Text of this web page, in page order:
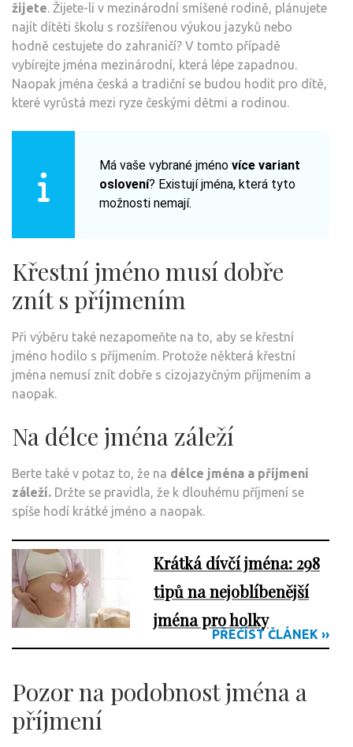
žijete. Žijete-li v mezinárodní smíšené rodině, plánujete
najít dítěti školu s rozšířenou výukou jazyků nebo
hodně cestujete do zahraničí? V tomto případě
vybírejte jména mezinárodní, která lépe zapadnou.
Naopak jména česká a tradiční se budou hodit pro dítě,
které vyrůstá mezi ryze českými dětmi a rodinou.
Má vaše vybrané jméno více variant
oslovení? Existují jména, která tyto
možnosti nemají.
Křestní jméno musí dobře
znít s příjmením
Při výběru také nezapomeňte na to, aby se křestní
jméno hodilo s příjmením. Protože některá křestní
jména nemusí znít dobře s cizojazyčným příjmením a
naopak.
Na délce jména záleží
Berte také v potaz to, že na délce jména a příjmení
záleží. Držte se pravidla, že k dlouhému příjmení se
spíše hodí krátké jméno a naopak.
Krátká dívčí jména: 298
tipů na nejoblíbenější
jména pro holky
PŘEČÍST ČLÁNEK ››
Pozor na podobnost jména a
příjmení